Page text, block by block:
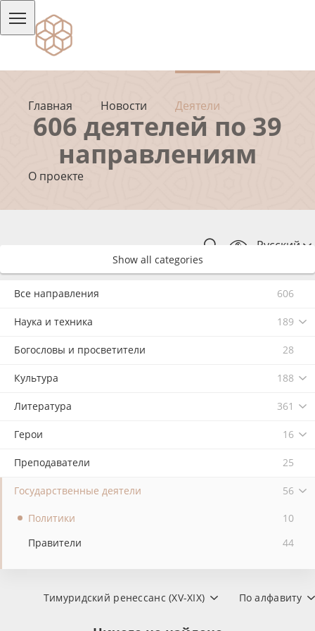
Главная Новости Деятели
О проекте
Русский
606 деятелей по 39
направлениям
Show all categories
Все направления 606
Наука и техника 189
Богословы и просветители 28
Культура 188
Литература 361
Герои 16
Преподаватели 25
Государственные деятели 56
Политики
10
Правители
44
По алфавиту
Тимуридский ренессанс (XV-XIX)